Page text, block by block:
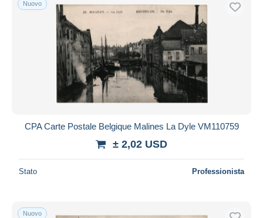
Spedizione gratuita
Metodi di pagamento
PayPal
Bonifico bancario
Visa
Mastercard
iDeal
Nuovo
CPA Carte Postale Belgique Malines La Dyle VM110759
± 2,02 USD
Stato Professionista
Nuovo